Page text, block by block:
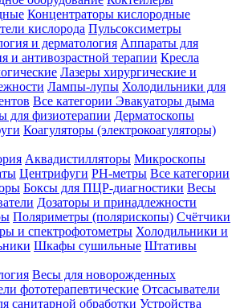
Концентраторы кислородные
кислорода Пульсоксиметры
и дерматология Аппараты для
и антивозрастной терапии Кресла
Лазеры хирургические и
Лампы-лупы Холодильники для
Все категории Эвакуаторы дыма
для физиотерапии Дерматоскопы
Коагуляторы (электрокоагуляторы)
Аквадистилляторы Микроскопы
Центрифуги PH-метры Все категории
Боксы для ПЦР-диагностики Весы
Дозаторы и принадлежности
Поляриметры (полярископы) Счётчики
и спектрофотометры Холодильники и
Шкафы сушильные Штативы
Весы для новорожденных
фототерапевтические Отсасыватели
санитарной обработки Устройства